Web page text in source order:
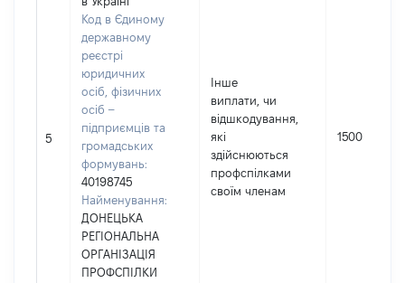
5
Код в Єдиному
державному
реєстрі
юридичних
осіб, фізичних
осіб –
підприємців та
громадських
формувань:
40198745
Найменування:
ДОНЕЦЬКА
РЕГІОНАЛЬНА
ОРГАНІЗАЦІЯ
ПРОФСПІЛКИ
Інше
виплати, чи
відшкодування,
які
здійснюються
профспілками
своїм членам
1500